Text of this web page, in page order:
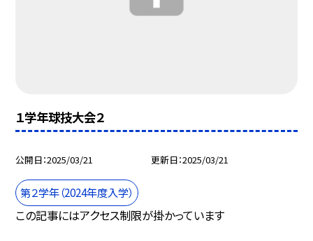
１学年球技大会２
公開日 2025/03/21 更新日 2025/03/21
第２学年（2024年度入学）
この記事にはアクセス制限が掛かっています